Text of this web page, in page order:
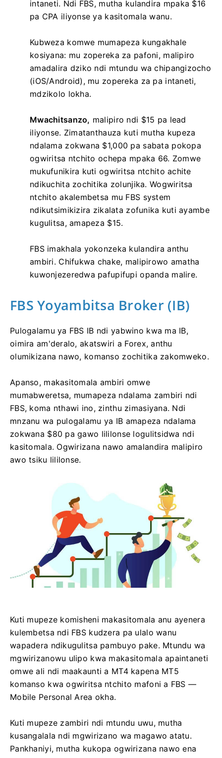
intaneti. Ndi FBS, mutha kulandira mpaka $16
pa CPA iliyonse ya kasitomala wanu.
Kubweza komwe mumapeza kungakhale
kosiyana: mu zopereka za pafoni, malipiro
amadalira dziko ndi mtundu wa chipangizocho
(iOS/Android), mu zopereka za pa intaneti,
mdzikolo lokha.
Mwachitsanzo, malipiro ndi $15 pa lead
iliyonse. Zimatanthauza kuti mutha kupeza
ndalama zokwana $1,000 pa sabata pokopa
ogwiritsa ntchito ochepa mpaka 66. Zomwe
mukufunikira kuti ogwiritsa ntchito achite
ndikuchita zochitika zolunjika. Wogwiritsa
ntchito akalembetsa mu FBS system
ndikutsimikizira zikalata zofunika kuti ayambe
kugulitsa, amapeza $15.
FBS imakhala yokonzeka kulandira anthu
ambiri. Chifukwa chake, malipirowo amatha
kuwonjezeredwa pafupifupi opanda malire.
FBS Yoyambitsa Broker (IB)
Pulogalamu ya FBS IB ndi yabwino kwa ma IB,
oimira am'deralo, akatswiri a Forex, anthu
olumikizana nawo, komanso zochitika zakomweko.
Apanso, makasitomala ambiri omwe
mumabweretsa, mumapeza ndalama zambiri ndi
FBS, koma nthawi ino, zinthu zimasiyana. Ndi
mnzanu wa pulogalamu ya IB amapeza ndalama
zokwana $80 pa gawo lililonse logulitsidwa ndi
kasitomala. Ogwirizana nawo amalandira malipiro
awo tsiku lililonse.
Kuti mupeze komisheni makasitomala anu ayenera
kulembetsa ndi FBS kudzera pa ulalo wanu
wapadera ndikugulitsa pambuyo pake. Mtundu wa
mgwirizanowu ulipo kwa makasitomala apaintaneti
omwe ali ndi maakaunti a MT4 kapena MT5
komanso kwa ogwiritsa ntchito mafoni a FBS —
Mobile Personal Area okha.
Kuti mupeze zambiri ndi mtundu uwu, mutha
kusangalala ndi mgwirizano wa magawo atatu.
Pankhaniyi, mutha kukopa ogwirizana nawo ena